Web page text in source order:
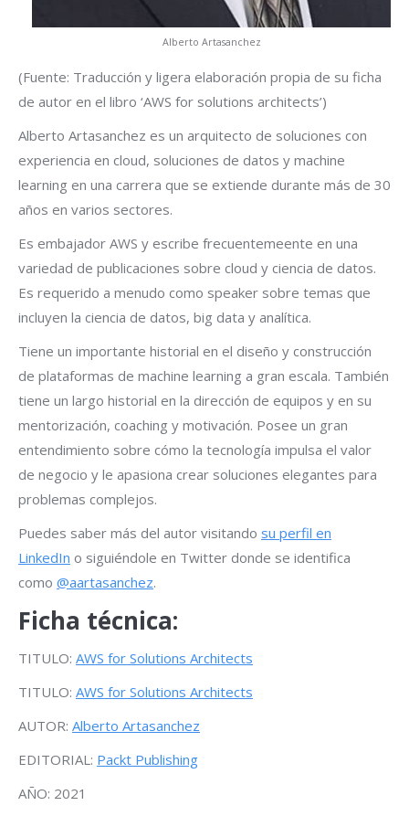
Alberto Artasanchez
(Fuente: Traducción y ligera elaboración propia de su ficha
de autor en el libro ‘AWS for solutions architects’)
Alberto Artasanchez es un arquitecto de soluciones con
experiencia en cloud, soluciones de datos y machine
learning en una carrera que se extiende durante más de 30
años en varios sectores.
Es embajador AWS y escribe frecuentemeente en una
variedad de publicaciones sobre cloud y ciencia de datos.
Es requerido a menudo como speaker sobre temas que
incluyen la ciencia de datos, big data y analítica.
Tiene un importante historial en el diseño y construcción
de plataformas de machine learning a gran escala. También
tiene un largo historial en la dirección de equipos y en su
mentorización, coaching y motivación. Posee un gran
entendimiento sobre cómo la tecnología impulsa el valor
de negocio y le apasiona crear soluciones elegantes para
problemas complejos.
Puedes saber más del autor visitando su perfil en
LinkedIn o siguiéndole en Twitter donde se identifica
como @aartasanchez.
Ficha técnica:
TITULO: AWS for Solutions Architects
TITULO: AWS for Solutions Architects
AUTOR: Alberto Artasanchez
EDITORIAL: Packt Publishing
AÑO: 2021